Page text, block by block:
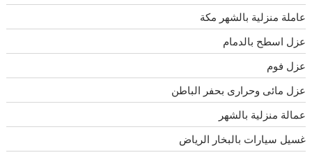
عاملة منزلية بالشهر مكة
عزل اسطح بالدمام
عزل فوم
عزل مائى وحرارى بحفر الباطن
عمالة منزلية بالشهر
غسيل سيارات بالبخار الرياض